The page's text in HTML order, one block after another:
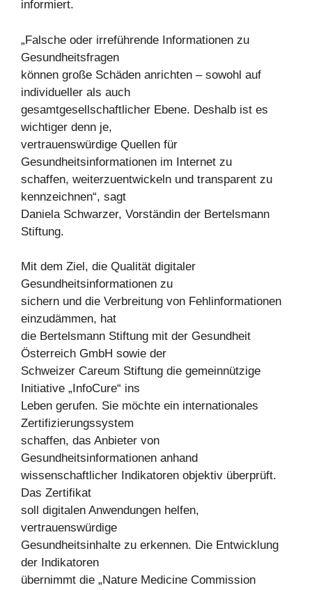
informiert.
„Falsche oder irreführende Informationen zu
Gesundheitsfragen
können große Schäden anrichten – sowohl auf
individueller als auch
gesamtgesellschaftlicher Ebene. Deshalb ist es
wichtiger denn je,
vertrauenswürdige Quellen für
Gesundheitsinformationen im Internet zu
schaffen, weiterzuentwickeln und transparent zu
kennzeichnen“, sagt
Daniela Schwarzer, Vorständin der Bertelsmann
Stiftung.
Mit dem Ziel, die Qualität digitaler
Gesundheitsinformationen zu
sichern und die Verbreitung von Fehlinformationen
einzudämmen, hat
die Bertelsmann Stiftung mit der Gesundheit
Österreich GmbH sowie der
Schweizer Careum Stiftung die gemeinnützige
Initiative „InfoCure“ ins
Leben gerufen. Sie möchte ein internationales
Zertifizierungssystem
schaffen, das Anbieter von
Gesundheitsinformationen anhand
wissenschaftlicher Indikatoren objektiv überprüft.
Das Zertifikat
soll digitalen Anwendungen helfen,
vertrauenswürdige
Gesundheitsinhalte zu erkennen. Die Entwicklung
der Indikatoren
übernimmt die „Nature Medicine Commission